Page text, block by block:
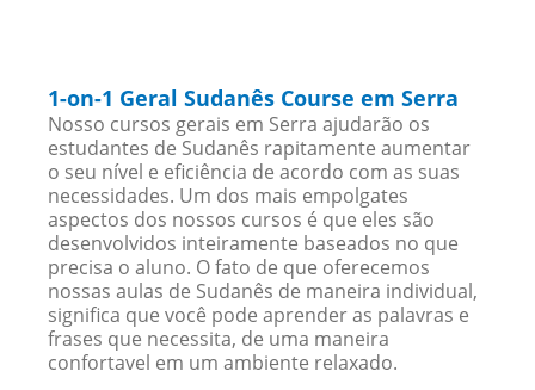
1-on-1 Geral Sudanês Course em Serra
Nosso cursos gerais em Serra ajudarão os
estudantes de Sudanês rapitamente aumentar
o seu nível e eficiência de acordo com as suas
necessidades. Um dos mais empolgates
aspectos dos nossos cursos é que eles são
desenvolvidos inteiramente baseados no que
precisa o aluno. O fato de que oferecemos
nossas aulas de Sudanês de maneira individual,
significa que você pode aprender as palavras e
frases que necessita, de uma maneira
confortavel em um ambiente relaxado.